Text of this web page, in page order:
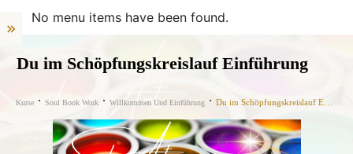
No menu items have been found.
Du im Schöpfungskreislauf Einführung
Kurse Soul Book Work Willkommen Und Einführung